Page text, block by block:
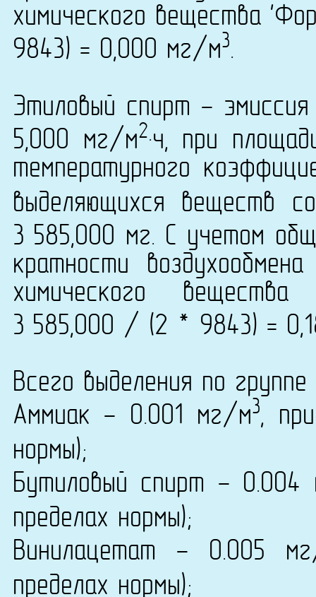
химического вещества
9843) = 0,000 мг/м3.
Этиловый спирт -
5,000 мг/м2·ч, при
температурного
выделяющихся веществ
3 585,000 мг. С учетом
кратности
химического
3 585,000 / (2 * 9843) =
Всего выделения по
Аммиак - 0.001 мг/м3,
нормы);
Бутиловый спирт -
пределах нормы);
Винилацетат - 0.005
пределах нормы);